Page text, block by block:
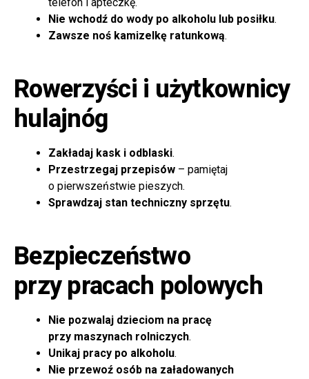
Nie wchodź do wody po alkoholu lub posiłku.
Zawsze noś kamizelkę ratunkową.
Rowerzyści i użytkownicy
hulajnóg
Zakładaj kask i odblaski.
Przestrzegaj przepisów – pamiętaj
o pierwszeństwie pieszych.
Sprawdzaj stan techniczny sprzętu.
Bezpieczeństwo
przy pracach polowych
Nie pozwalaj dzieciom na pracę
przy maszynach rolniczych.
Unikaj pracy po alkoholu.
Nie przewoź osób na załadowanych